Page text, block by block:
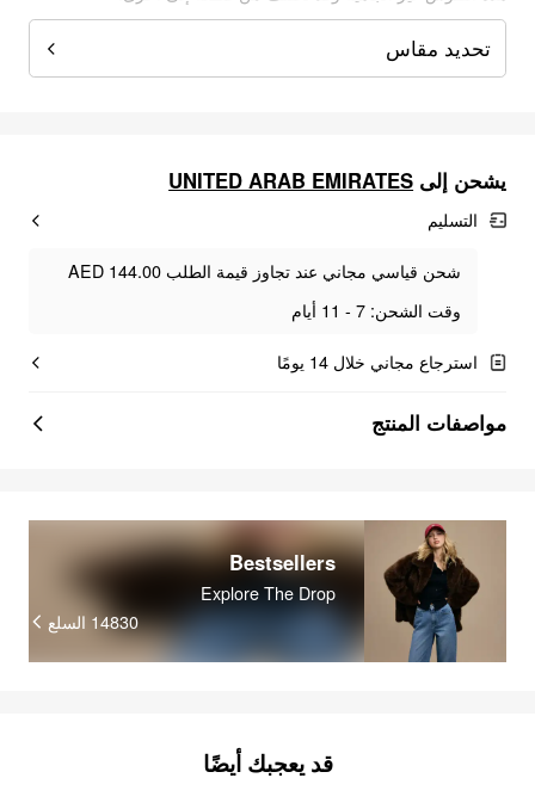
تحديد مقاس
يشحن إلى UNITED ARAB EMIRATES
التسليم
شحن قياسي مجاني عند تجاوز قيمة الطلب AED 144.00
وقت الشحن: 7 - 11 أيام
استرجاع مجاني خلال 14 يومًا
مواصفات المنتج
Bestsellers
Explore The Drop
14830 السلع
قد يعجبك أيضًا